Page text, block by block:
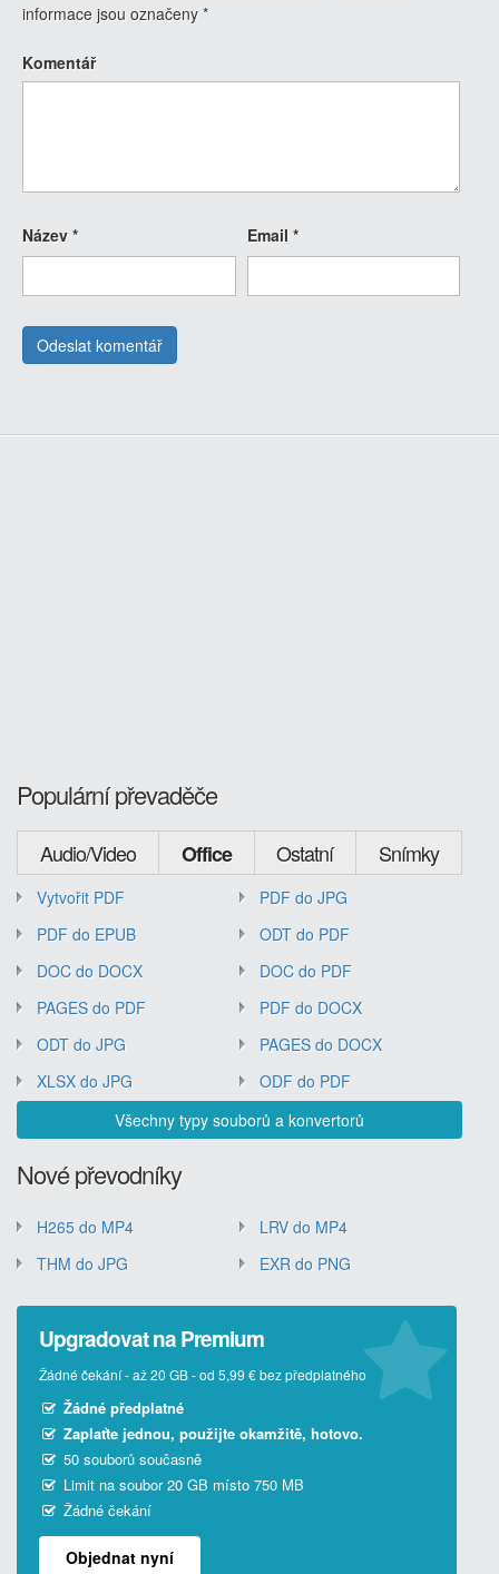
informace jsou označeny *
Komentář
Název * Email *
Populární převaděče
Audio/Video Office Ostatní Snímky
Vytvořit PDF
PDF do JPG
PDF do EPUB
ODT do PDF
DOC do DOCX
DOC do PDF
PAGES do PDF
PDF do DOCX
ODT do JPG
PAGES do DOCX
XLSX do JPG
ODF do PDF
Všechny typy souborů a konvertorů
Nové převodníky
H265 do MP4
LRV do MP4
THM do JPG
EXR do PNG
Upgradovat na Premium
Žádné čekání - až 20 GB - od 5,99 € bez předplatného
Žádné předplatné
Zaplaťte jednou, použijte okamžitě, hotovo.
50 souborů současně
Limit na soubor 20 GB místo 750 MB
Žádné čekání
Objednat nyní